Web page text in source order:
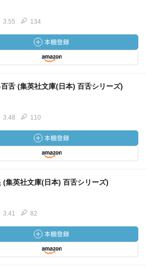
3.55 134
舌 (集英社文庫(日本) 百舌シリーズ)
3.48 110
(集英社文庫(日本) 百舌シリーズ)
3.41 82